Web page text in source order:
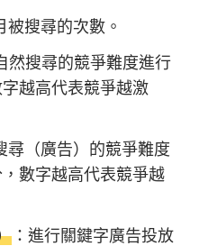
被搜尋的次數。
然搜尋的競爭難度進行
越高代表競爭越激
尋（廣告）的競爭難度
數字越高代表競爭越
：進行關鍵字廣告投放